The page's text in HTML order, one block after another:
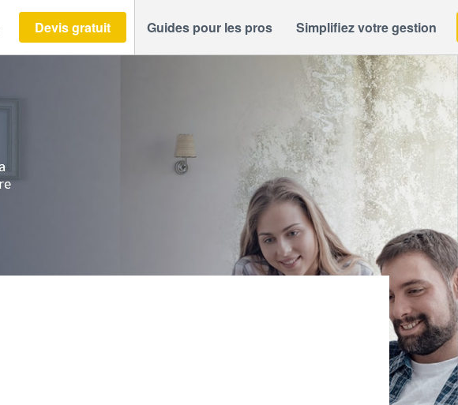
Devis gratuit Guides pour les pros Simplifiez votre gestion